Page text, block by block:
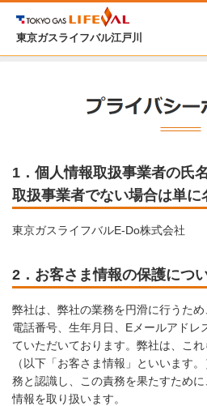
東京ガスライフバル江戸川
1．個人情報取扱事業者の氏
取扱事業者でない場合は単に
東京ガスライフバルE-Do株式会社
2．お客さま情報の保護につ
弊社は、弊社の業務を円滑に行うため
電話番号、生年月日、Eメールアドレ
ていただいております。弊社は、こ
（以下「お客さま情報」といいます
務と認識し、この責務を果たすため
情報を取り扱います。